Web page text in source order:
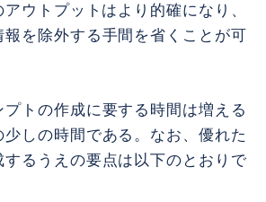
ウトプットはより的確になり、
を除外する手間を省くことが可
プトの作成に要する時間は増える
しの時間である。なお、優れた
するうえの要点は以下のとおりで